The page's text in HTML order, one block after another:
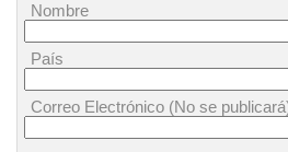
Nombre
País
Correo Electrónico (No se